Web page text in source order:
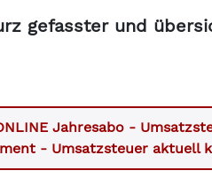
gefasster und
Jahresabo -
- Umsatzsteuer aktuell